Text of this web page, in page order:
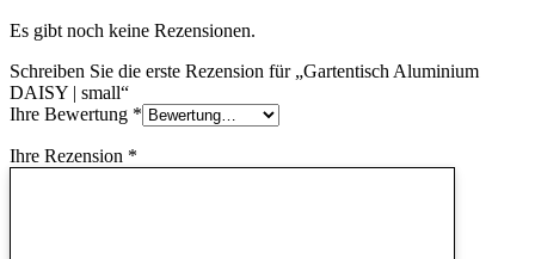
Es gibt noch keine Rezensionen.
Schreiben Sie die erste Rezension für „Gartentisch Aluminium
DAISY | small“
Ihre Bewertung *
Ihre Rezension *